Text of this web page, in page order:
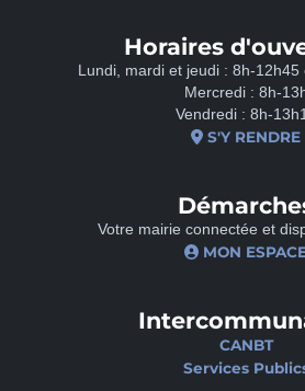
Horaires
Lundi, mardi et jeudi : 8h-
Mercredi : 8h-
Vendredi : 8h-
S'Y RENDRE
Votre mairie connectée et
MON
CANBT
Services